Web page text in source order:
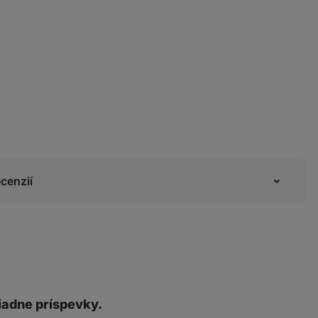
príspevky.